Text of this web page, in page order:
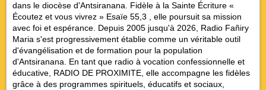
dans le diocèse d'Antsiranana. Fidèle à la Sainte Écriture «
Écoutez et vous vivrez » Esaïe 55,3 , elle poursuit sa mission
avec foi et espérance. Depuis 2005 jusqu'à 2026, Radio Fañiry
Maria s'est progressivement établie comme un véritable outil
d'évangélisation et de formation pour la population
d'Antsiranana. En tant que radio à vocation confessionnelle et
éducative, RADIO DE PROXIMITE, elle accompagne les fidèles
grâce à des programmes spirituels, éducatifs et sociaux,